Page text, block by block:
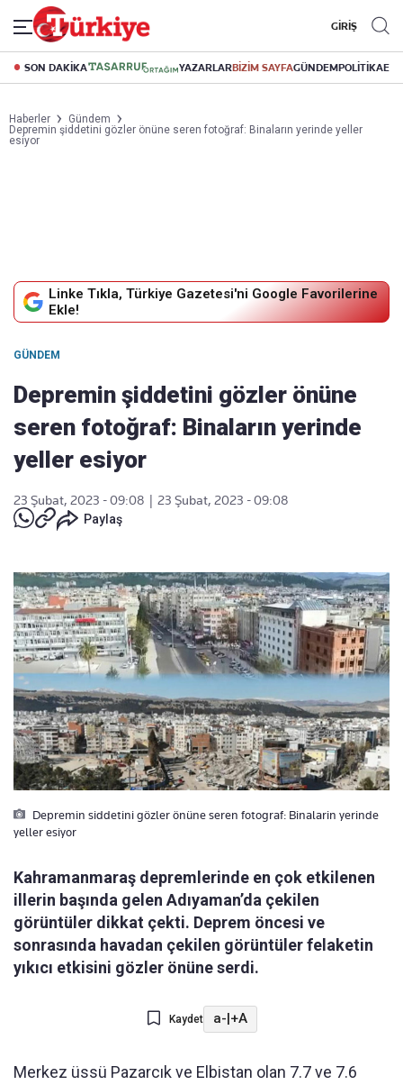
GİRİŞ
SON DAKİKA YAZARLARBİZİM SAYFAGÜNDEMPOLİTİKA
Haberler
Gündem
Depremin şiddetini gözler önüne seren fotoğraf: Binaların yerinde yeller
esiyor
Linke Tıkla, Türkiye Gazetesi'ni Google Favorilerine
Ekle!
GÜNDEM
Depremin şiddetini gözler önüne
seren fotoğraf: Binaların yerinde
yeller esiyor
23 Şubat, 2023 - 09:08
23 Şubat, 2023 - 09:08
Paylaş
Depremin siddetini gözler önüne seren fotograf: Binalarin yerinde
yeller esiyor
Kahramanmaraş depremlerinde en çok etkilenen
illerin başında gelen Adıyaman’da çekilen
görüntüler dikkat çekti. Deprem öncesi ve
sonrasında havadan çekilen görüntüler felaketin
yıkıcı etkisini gözler önüne serdi.
Kaydet a-|+A
Merkez üssü Pazarcık ve Elbistan olan 7.7 ve 7.6